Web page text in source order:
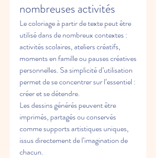
nombreuses activités
Le coloriage à partir de texte peut être
utilisé dans de nombreux contextes :
activités scolaires, ateliers créatifs,
moments en famille ou pauses créatives
personnelles. Sa simplicité d’utilisation
permet de se concentrer sur l’essentiel :
créer et se détendre.
Les dessins générés peuvent être
imprimés, partagés ou conservés
comme supports artistiques uniques,
issus directement de l’imagination de
chacun.